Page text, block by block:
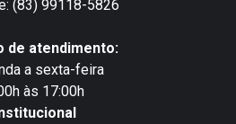
(83) 99118-5826
de atendimento:
a sexta-feira
às 17:00h